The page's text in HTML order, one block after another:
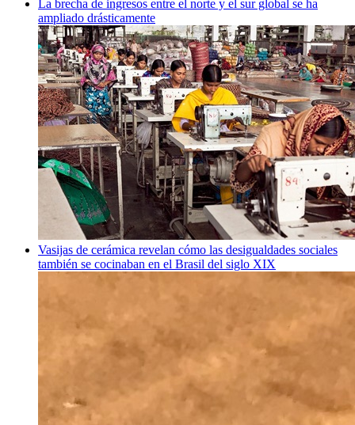
La brecha de ingresos entre el norte y el sur global se ha
ampliado drásticamente
Vasijas de cerámica revelan cómo las desigualdades sociales
también se cocinaban en el Brasil del siglo XIX